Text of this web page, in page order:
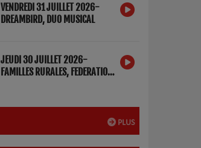
VENDREDI 31 JUILLET 2026-
DREAMBIRD, DUO MUSICAL
JEUDI 30 JUILLET 2026-
FAMILLES RURALES, FEDERATION
PLUS